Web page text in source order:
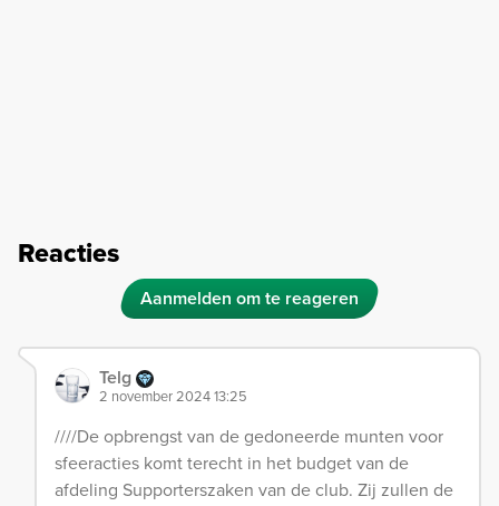
Reacties
Aanmelden om te reageren
Telg
2 november 2024 13:25
////De opbrengst van de gedoneerde munten voor
sfeeracties komt terecht in het budget van de
afdeling Supporterszaken van de club. Zij zullen de